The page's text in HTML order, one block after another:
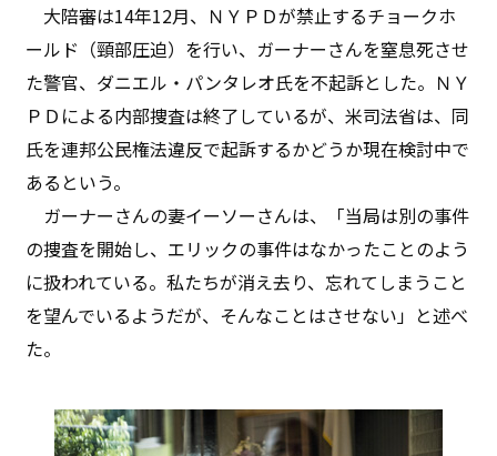
大陪審は14年12月、ＮＹＰＤが禁止するチョークホ
ールド（頸部圧迫）を行い、ガーナーさんを窒息死させ
た警官、ダニエル・パンタレオ氏を不起訴とした。ＮＹ
ＰＤによる内部捜査は終了しているが、米司法省は、同
氏を連邦公民権法違反で起訴するかどうか現在検討中で
あるという。
ガーナーさんの妻イーソーさんは、「当局は別の事件
の捜査を開始し、エリックの事件はなかったことのよう
に扱われている。私たちが消え去り、忘れてしまうこと
を望んでいるようだが、そんなことはさせない」と述べ
た。